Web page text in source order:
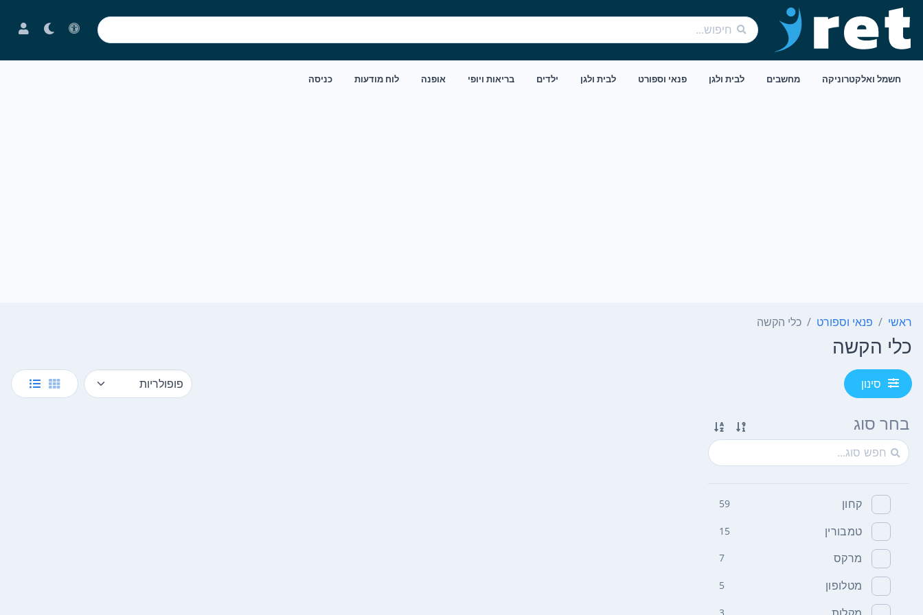
חשמל ואלקטרוניקה מחשבים לבית ולגן פנאי וספורט לבית ולגן ילדים בריאות ויופי אופנה לוח מודעות כניסה
ראשי פנאי וספורט כלי הקשה
כלי הקשה
סינון
בחר סוג
קחון 59
טמבורין 15
מרקס 7
מטלופון 5
3